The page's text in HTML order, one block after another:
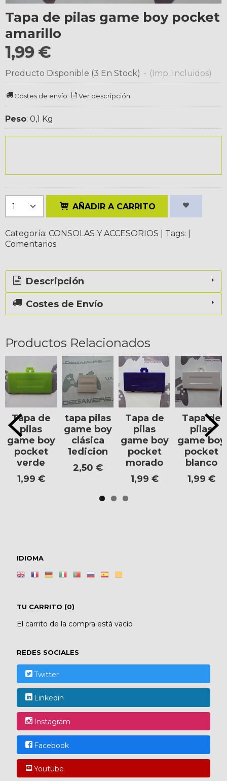
IDIOMA
TU CARRITO (0)
El carrito de la compra está vacío
REDES SOCIALES
Twitter
Linkedin
Instagram
Facebook
Youtube
Tapa de pilas game boy pocket
amarillo
1,99 €
Producto Disponible (3 En Stock) - (Imp. Incluidos)
Costes de envío Ver descripción
Peso: 0,1 Kg
AÑADIR A CARRITO
Categoría: CONSOLAS Y ACCESORIOS Tags:
Comentarios
Descripción
Costes de Envío
Productos Relacionados
Tapa de
pilas
game boy
pocket
verde
1,99 €
tapa pilas
game boy
clásica
1edicion
2,50 €
Tapa de
pilas
game boy
pocket
morado
1,99 €
Tapa de
pilas
game boy
pocket
blanco
1,99 €